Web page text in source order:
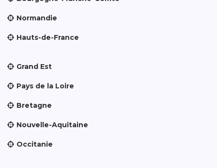
Normandie
Hauts-de-France
Grand Est
Pays de la Loire
Bretagne
Nouvelle-Aquitaine
Occitanie